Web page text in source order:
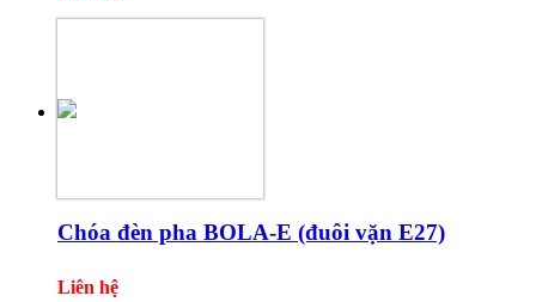
Chóa đèn pha BOLA-E (đuôi vặn E27)
Liên hệ